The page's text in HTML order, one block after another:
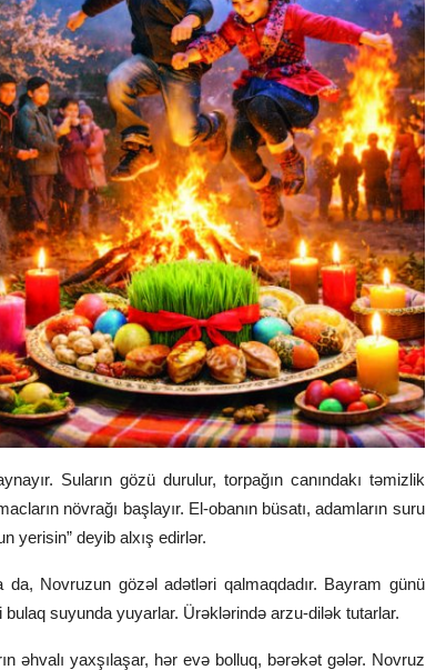
Suların gözü durulur, torpağın canındakı təmizlik
növrağı başlayır. El-obanın büsatı, adamların suru
yerisin” deyib alxış edirlər.
Novruzun gözəl adətləri qalmaqdadır. Bayram günü
bulaq suyunda yuyarlar. Ürəklərində arzu-dilək tutarlar.
əhvalı yaxşılaşar, hər evə bolluq, bərəkət gələr. Novruz